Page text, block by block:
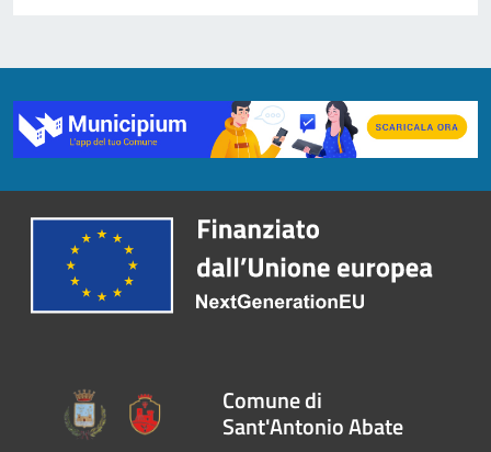
Comune di
Sant'Antonio Abate